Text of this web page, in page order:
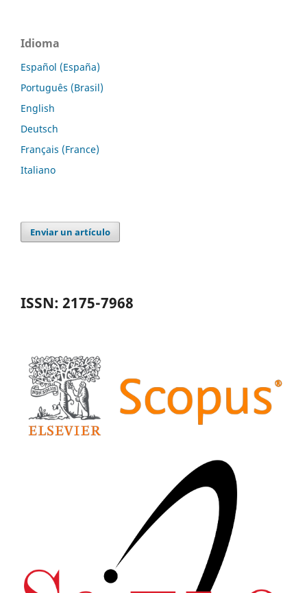
Idioma
Español (España)
Português (Brasil)
English
Deutsch
Français (France)
Italiano
Enviar un artículo
ISSN: 2175-7968